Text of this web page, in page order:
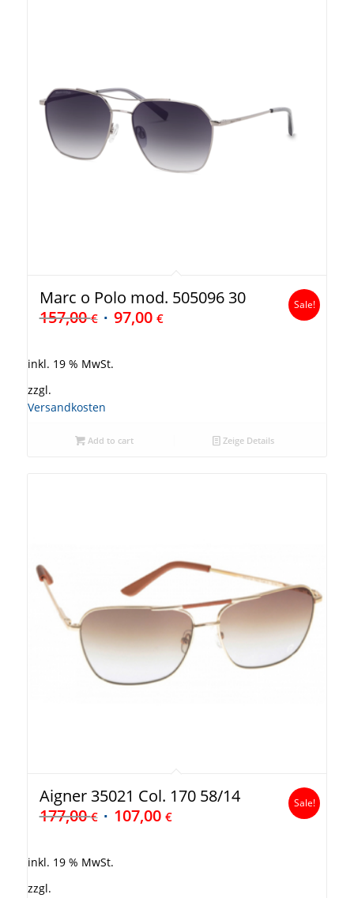
Marc o Polo mod. 505096 30
157,00€ 97,00 €
Sale!
inkl. 19 % MwSt.
zzgl.
Versandkosten
Add to cart Zeige Details
Aigner 35021 Col. 170 58/14
177,00€ 107,00 €
Sale!
inkl. 19 % MwSt.
zzgl.